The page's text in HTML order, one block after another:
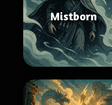
Mistborn